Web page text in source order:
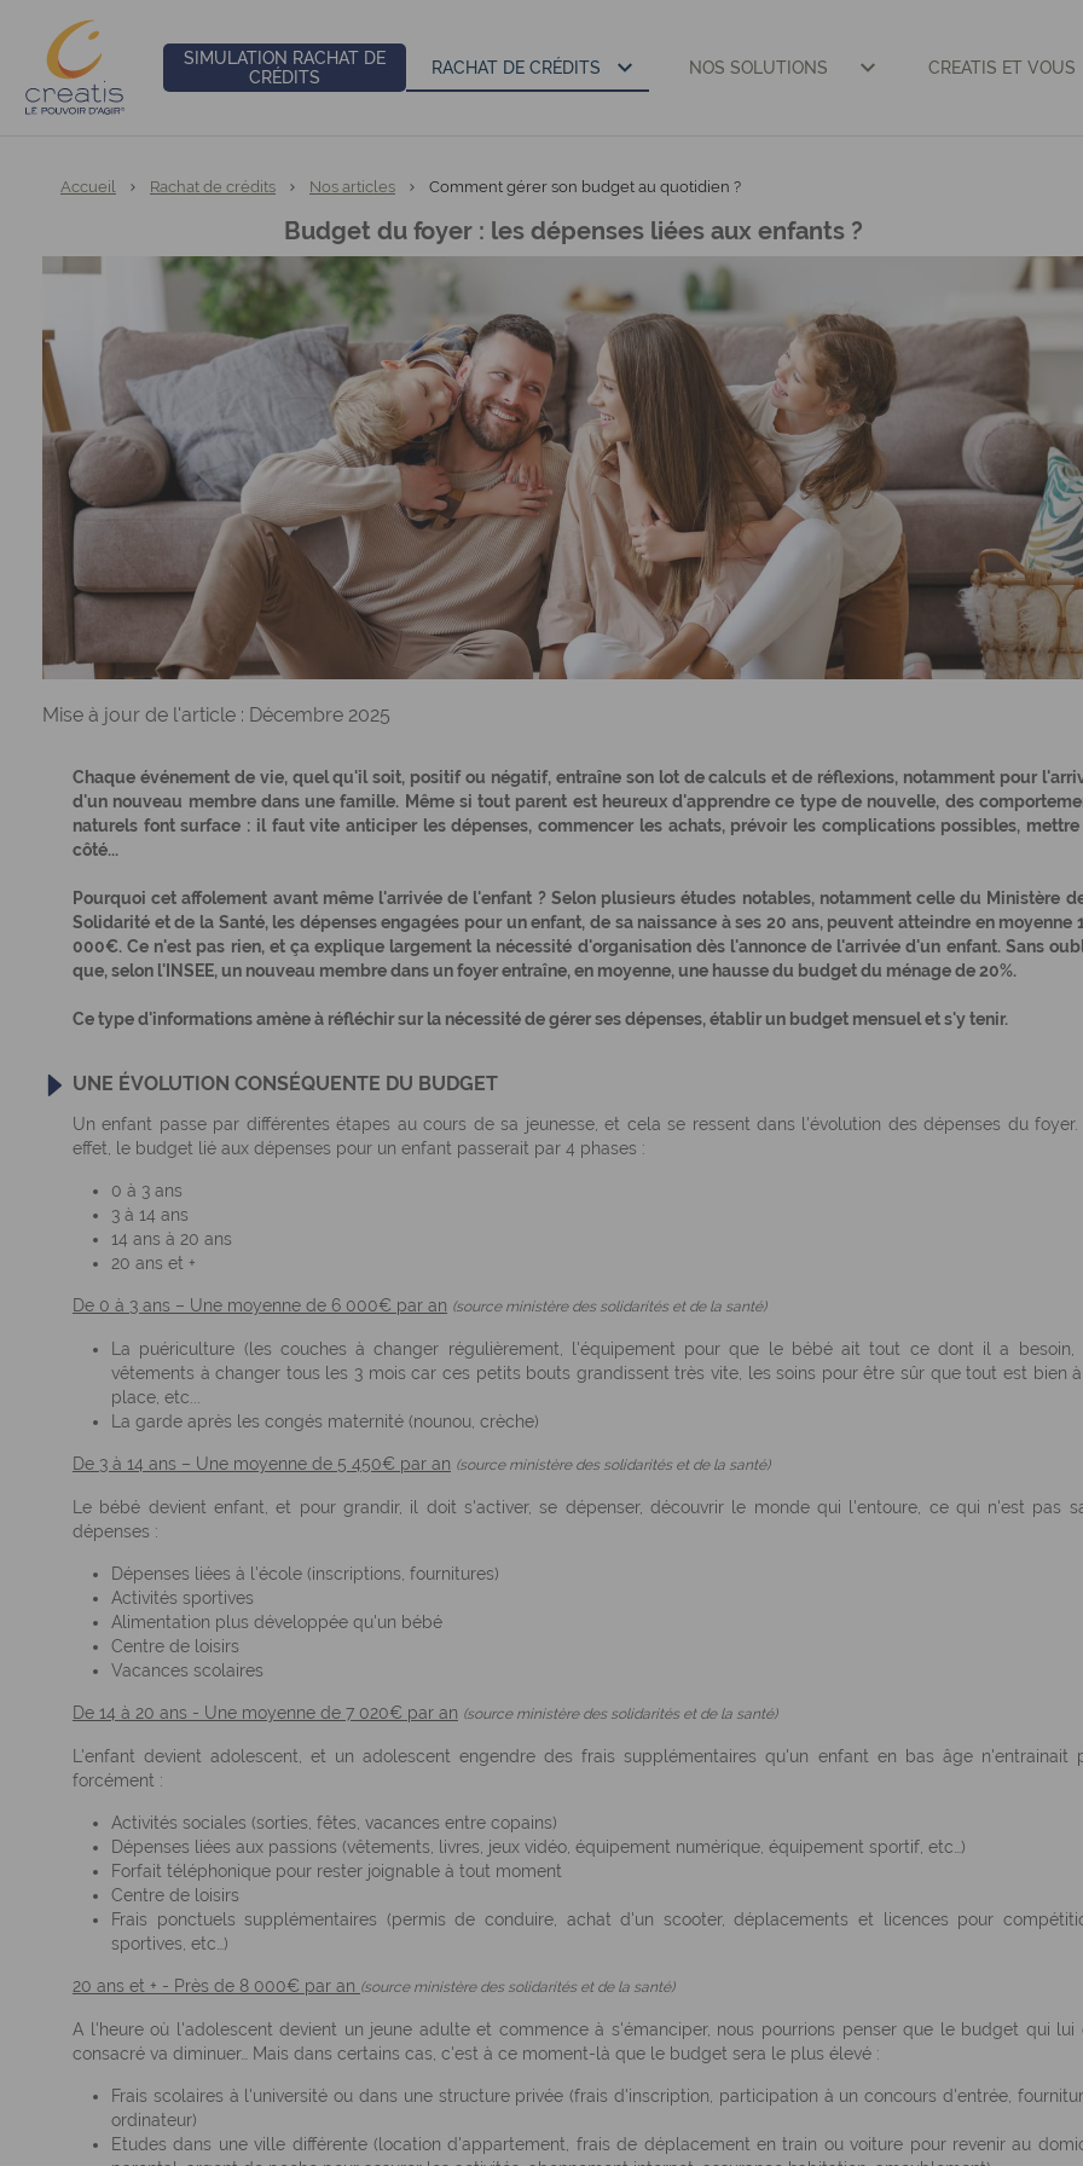
SIMULATION RACHAT DE
CRÉDITS
RACHAT DE CRÉDITS NOS SOLUTIONS CREATIS ET VOUS
Vous êtes ici:
Accueil Rachat de crédits Nos articles Comment gérer son budget au quotidien ?
Budget du foyer : les dépenses liées aux enfants ?
Mise à jour de l'article : Décembre 2025
Chaque événement de vie, quel qu'il soit, positif ou négatif, entraîne son lot de calculs et de réflexions, notamment pour
d'un nouveau membre dans une famille. Même si tout parent est heureux d'apprendre ce type de nouvelle, des
naturels font surface : il faut vite anticiper les dépenses, commencer les achats, prévoir les complications possibles,
côté...
Pourquoi cet affolement avant même l'arrivée de l'enfant ? Selon plusieurs études notables, notamment celle du Ministère
Solidarité et de la Santé, les dépenses engagées pour un enfant, de sa naissance à ses 20 ans, peuvent atteindre en moyenne
000€. Ce n'est pas rien, et ça explique largement la nécessité d'organisation dès l'annonce de l'arrivée d'un enfant. Sans
que, selon l'INSEE, un nouveau membre dans un foyer entraîne, en moyenne, une hausse du budget du ménage de 20%.
Ce type d'informations amène à réfléchir sur la nécessité degérer ses dépenses, établir un budget mensuelet s'y tenir.
UNE ÉVOLUTION CONSÉQUENTE DU BUDGET
Un enfant passe par différentes étapes au cours de sa jeunesse, et cela se ressent dans l'évolution des dépenses du foyer.
effet, le budget lié aux dépenses pour un enfant passerait par 4 phases :
0 à 3 ans
3 à 14 ans
14 ans à 20 ans
20 ans et +
De 0 à 3 ans – Une moyenne de 6 000€ par an (source ministère des solidarités et de la santé)
La puériculture (les couches à changer régulièrement, l'équipement pour que le bébé ait tout ce dont il a besoin,
vêtements à changer tous les 3 mois car ces petits bouts grandissent très vite, les soins pour être sûr que tout est bien
place, etc...
La garde après les congés maternité (nounou, crèche)
De 3 à 14 ans – Une moyenne de 5 450€ par an (source ministère des solidarités et de la santé)
Le bébé devient enfant, et pour grandir, il doit s'activer, se dépenser, découvrir le monde qui l'entoure, ce qui n'est pas
dépenses :
Dépenses liées à l'école (inscriptions, fournitures)
Activités sportives
Alimentation plus développée qu'un bébé
Centre de loisirs
Vacances scolaires
De 14 à 20 ans - Une moyenne de 7 020€ par an (source ministère des solidarités et de la santé)
L'enfant devient adolescent, et un adolescent engendre des frais supplémentaires qu'un enfant en bas âge n'entrainait
forcément :
Activités sociales (sorties, fêtes, vacances entre copains)
Dépenses liées aux passions (vêtements, livres, jeux vidéo, équipement numérique, équipement sportif, etc…)
Forfait téléphonique pour rester joignable à tout moment
Centre de loisirs
Frais ponctuels supplémentaires (permis de conduire, achat d'un scooter, déplacements et licences pour
sportives, etc…)
20 ans et + - Près de 8 000€ par an (source ministère des solidarités et de la santé)
A l'heure où l'adolescent devient un jeune adulte et commence à s'émanciper, nous pourrions penser que le budget qui lui
consacré va diminuer… Mais dans certains cas, c'est à ce moment-là que le budget sera le plus élevé :
Frais scolaires à l'université ou dans une structure privée (frais d'inscription, participation à un concours d'entrée,
ordinateur)
Etudes dans une ville différente (location d'appartement, frais de déplacement en train ou voiture pour revenir au